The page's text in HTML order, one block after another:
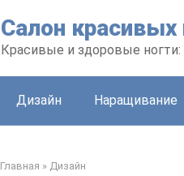
Салон красивых
Красивые и здоровые ногти:
Дизайн Наращивание
Главная » Дизайн